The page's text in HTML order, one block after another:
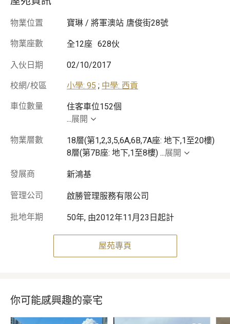
物業位置 寶琳 / 將軍澳站 唐俊街28號
物業座數 全12座 628伙
入伙日期 02/10/2017
校網/校區 小學: 95 ; 中學: 西貢
車位數量
...展開
物業層數
18層(第1,2,3,5,6A,6B,7A座: 地下,1至20樓)
8層(第7B座: 地下,1至8樓) ...展開
發展商 新鴻基
管理公司 啟勝管理服務有限公司
批地年期 50年, 由2012年11月23日起計
屋苑專頁
你可能感興趣的豪宅